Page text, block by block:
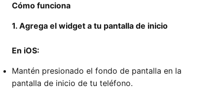
Cómo funciona
1. Agrega el widget a tu pantalla de inicio
En iOS:
Mantén presionado el fondo de pantalla en la
pantalla de inicio de tu teléfono.